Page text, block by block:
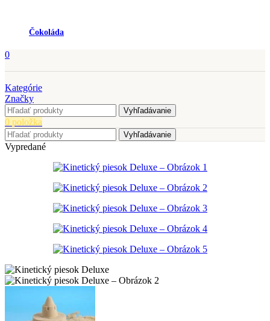
Čokoláda
0
Kategórie
Značky
Vyhľadávanie
0 položka
Vyhľadávanie
Vypredané